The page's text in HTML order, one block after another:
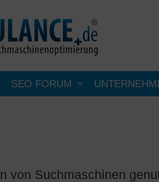
SEO FORUM
von Suchmaschinen